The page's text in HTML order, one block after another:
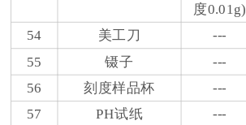
度0.01g)
54 美工刀 ---
55 镊子 ---
56 刻度样品杯 ---
57 PH试纸 ---